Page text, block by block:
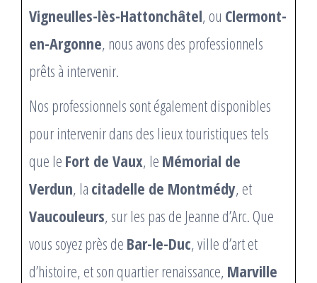
Vigneulles-lès-Hattonchâtel, ou Clermont-
en-Argonne, nous avons des professionnels
prêts à intervenir.
Nos professionnels sont également disponibles
pour intervenir dans des lieux touristiques tels
que le Fort de Vaux, le Mémorial de
Verdun, la citadelle de Montmédy, et
Vaucouleurs, sur les pas de Jeanne d’Arc. Que
vous soyez près de Bar-le-Duc, ville d’art et
d’histoire, et son quartier renaissance, Marville